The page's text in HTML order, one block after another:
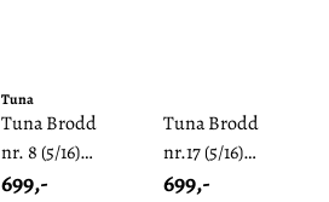
Tuna
Tuna Brodd
nr. 8 (5/16)
11mm - Pakke
699,-
Tuna Brodd
nr.17 (5/16)
14mm
699,-